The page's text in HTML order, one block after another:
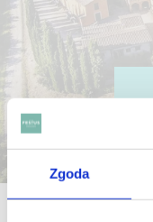
Zgoda